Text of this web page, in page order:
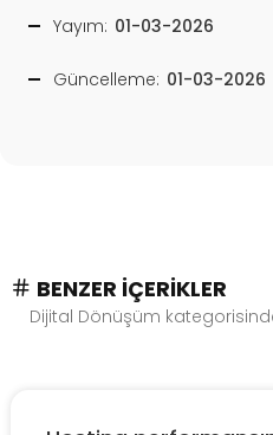
Yayım: 01-03-2026
Güncelleme: 01-03-2026
BENZER İÇERIKLER
Dijital Dönüşüm